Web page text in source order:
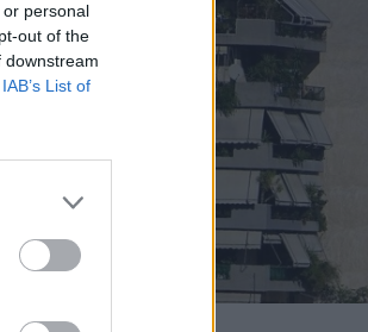
personal
out of the
downstream
IAB’s List of